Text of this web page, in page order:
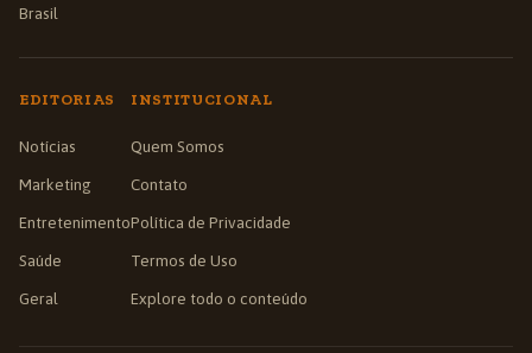
Brasil
EDITORIAS
Notícias
Marketing
Entretenimento
Saúde
Geral
INSTITUCIONAL
Quem Somos
Contato
Política de Privacidade
Termos de Uso
Explore todo o conteúdo